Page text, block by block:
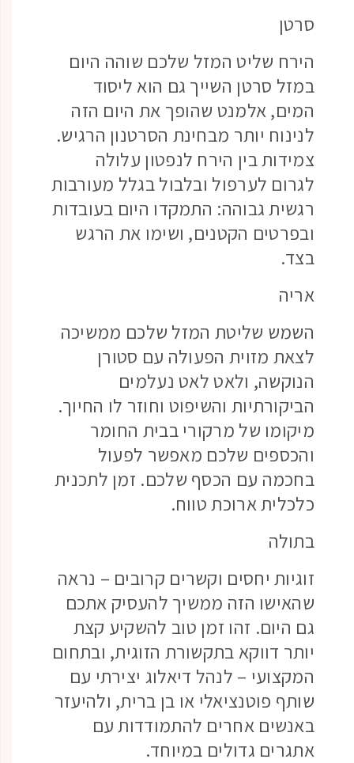
סרטן
הירח שליט המזל שלכם שוהה היום
במזל סרטן השייך גם הוא ליסוד
המים, אלמנט שהופך את היום הזה
לנינוח יותר מבחינת הסרטנון הרגיש.
צמידות בין הירח לנפטון עלולה
לגרום לערפול ובלבול בגלל מעורבות
רגשית גבוהה: התמקדו היום בעובדות
ובפרטים הקטנים, ושימו את הרגש
בצד.
אריה
השמש שליטת המזל שלכם ממשיכה
לצאת מזוית הפעולה עם סטורן
הנוקשה, ולאט לאט נעלמים
הביקורתיות והשיפוט וחוזר לו החיוך.
מיקומו של מרקורי בבית החומר
והכספים שלכם מאפשר לפעול
בחכמה עם הכסף שלכם. זמן לתכנית
כלכלית ארוכת טווח.
בתולה
זוגיות יחסים וקשרים קרובים – נראה
שהאישו הזה ממשיך להעסיק אתכם
גם היום. זהו זמן טוב להשקיע קצת
יותר דווקא בתקשורת הזוגית, ובתחום
המקצועי – לנהל דיאלוג יצירתי עם
שותף פוטנציאלי או בן ברית, ולהיעזר
באנשים אחרים להתמודדות עם
אתגרים גדולים במיוחד.